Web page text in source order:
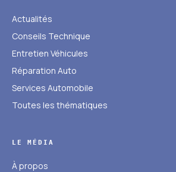
Actualités
Conseils Technique
Entretien Véhicules
Réparation Auto
Services Automobile
Toutes les thématiques
LE MÉDIA
À propos